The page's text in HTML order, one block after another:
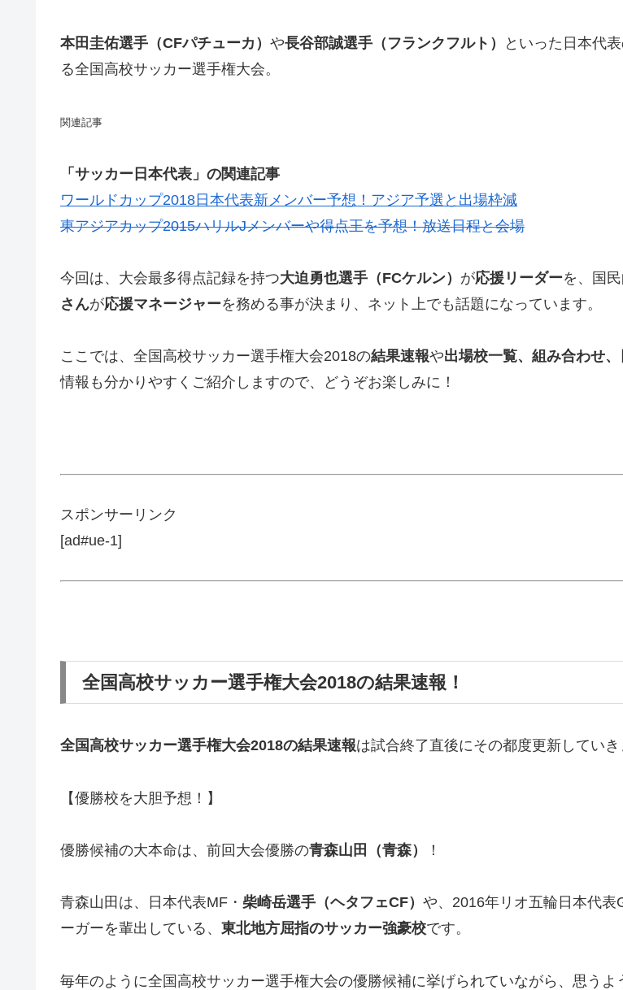
本田圭佑選手（CFパチューカ） や長谷部誠選手（フランクフルト）
といった日本代
る全国高校サッカー選手権大会。
関連記事
「サッカー日本代表」の関連記事
ワールドカップ2018日本代表新メンバー予想！アジア予選と出場枠減
東アジアカップ2015ハリルJメンバーや得点王を予想！放送日程と会場
今回は、大会最多得点記録を持つ大迫勇也選手（FCケルン） が応援リーダーを、国
さんが応援マネージャーを務める事が決まり、ネット上でも話題になっています。
ここでは、全国高校サッカー選手権大会2018の結果速報や出場校一覧、組み合わせ
情報も分かりやすくご紹介しますので、どうぞお楽しみに！
スポンサーリンク
[ad#ue-1]
全国高校サッカー選手権大会2018の結果速報！
全国高校サッカー選手権大会2018の結果速報は試合終了直後にその都度更新していき
【優勝校を大胆予想！】
優勝候補の大本命は、前回大会優勝の青森山田（青森） ！
青森山田は、日本代表MF・ 柴崎岳選手（ヘタフェCF） や、2016年リオ五輪日本代表
ーガーを輩出している、 東北地方屈指のサッカー強豪校です。
毎年のように全国高校サッカー選手権大会の優勝候補に挙げられていながら、思うよ